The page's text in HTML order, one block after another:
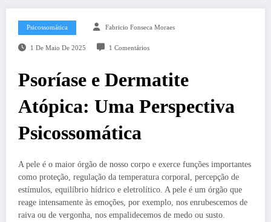
Psicossomática Fabricio Fonseca Moraes
1 De Maio De 2025 1 Comentários
Psoríase e Dermatite
Atópica: Uma Perspectiva
Psicossomática
A pele é o maior órgão de nosso corpo e exerce funções importantes
como proteção, regulação da temperatura corporal, percepção de
estímulos, equilíbrio hídrico e eletrolítico. A pele é um órgão que
reage intensamente às emoções, por exemplo, nos enrubescemos de
raiva ou de vergonha, nos empalidecemos de medo ou susto.